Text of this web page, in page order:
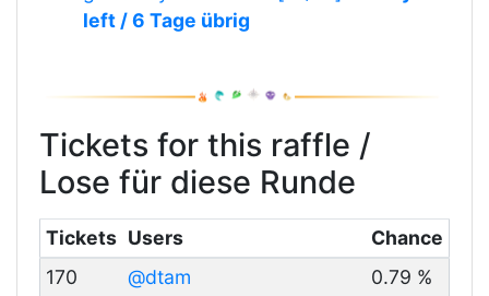
left / 6 Tage übrig
Tickets for this raffle /
Lose für diese Runde
Tickets Users
Chance
170
@dtam
0.79 %